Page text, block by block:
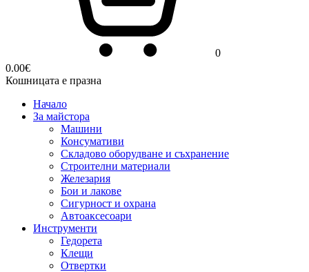
0
0.00€
Кошницата е празна
Начало
За майстора
Машини
Консумативи
Складово оборудване и съхранение
Строителни материали
Железария
Бои и лакове
Сигурност и охрана
Автоаксесоари
Инструменти
Гедорета
Клещи
Отвертки